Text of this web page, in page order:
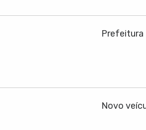
Prefeitura
Novo